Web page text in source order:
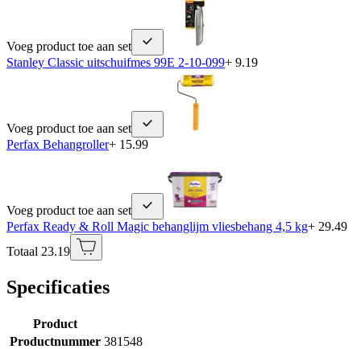
Voeg product toe aan set
Stanley Classic uitschuifmes 99E 2-10-099+ 9.19
Voeg product toe aan set
Perfax Behangroller+ 15.99
Voeg product toe aan set
Perfax Ready & Roll Magic behanglijm vliesbehang 4,5 kg+ 29.49
Totaal 23.19
Specificaties
Product
Productnummer 381548